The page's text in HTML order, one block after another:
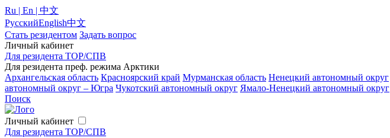
Ru | En | 中文
РусскийEnglish中文
Стать резидентом Задать вопрос
Личный кабинет
Для резидента ТОР/СПВ
Для резидента преф. режима Арктики
Архангельская область Красноярский край Мурманская область Ненецкий автономный округ
автономный округ – Югра Чукотский автономный округ Ямало-Ненецкий автономный округ
Поиск
Личный кабинет
Для резидента ТОР/СПВ